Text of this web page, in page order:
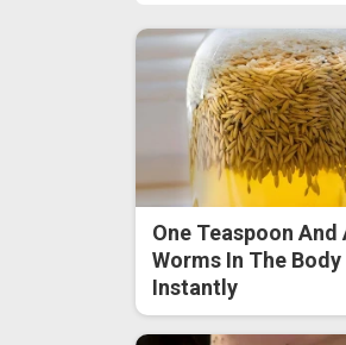
One Teaspoon And
Worms In The Body
Instantly